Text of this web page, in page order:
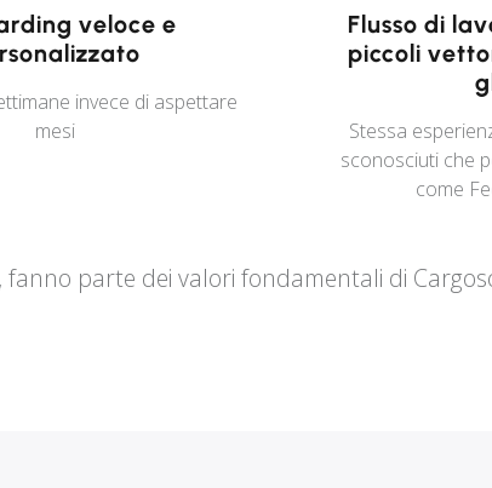
veloce e
invece di aspettare
mesi
Flusso di
piccoli
Stessa
sconosciuti che
come
parte dei valori fondamentali di